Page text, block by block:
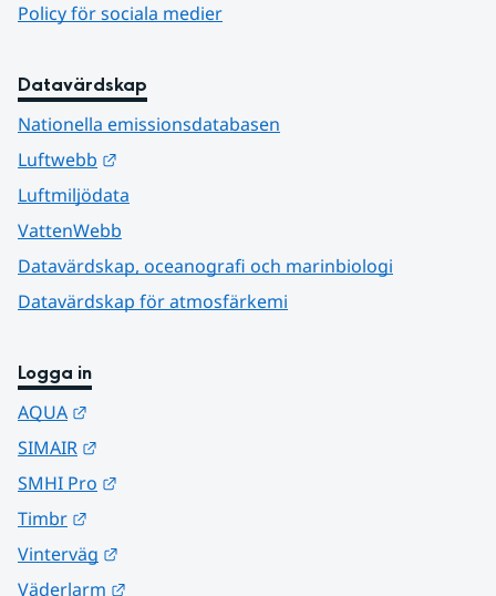
Policy för sociala medier
Datavärdskap
Nationella emissionsdatabasen
Luftwebb
Luftmiljödata
VattenWebb
Datavärdskap, oceanografi och marinbiologi
Datavärdskap för atmosfärkemi
Logga in
AQUA
SIMAIR
SMHI Pro
Timbr
Vinterväg
Väderlarm